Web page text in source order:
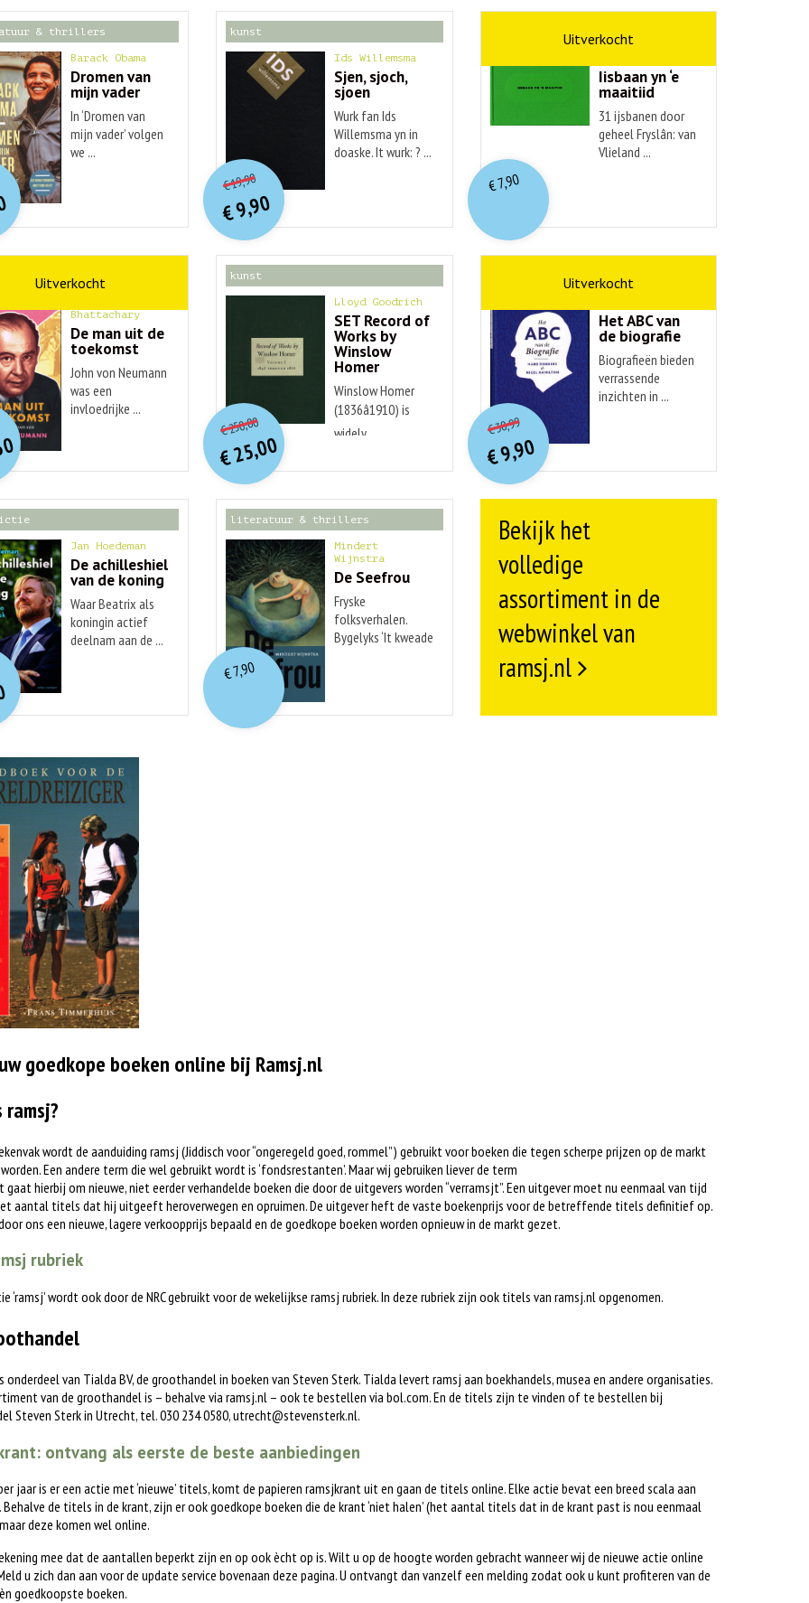
& thrillers
Barack Obama
Dromen van
mijn vader
In ‘Dromen van
mijn vader’ volgen
we ...
€ 20,00.
€ 9,90.
kunst
Ids Willemsma
Sjen, sjoch,
sjoen
Wurk fan Ids
Willemsma yn in
doaske. It wurk: ? ...
€19,90O
orspr
onkelijke
prijs
was:
€ 19,90.
€9,90
Huidige
prijs
is:
€ 9,90.
Iisbaan yn ‘e
maaitiid
31 ijsbanen door
geheel Fryslân: van
Vlieland ...
€7,90
Bhattachary
De man uit de
toekomst
John von Neumann
was een
invloedrijke ...
€ 29,99.
€ 12,50.
kunst
Lloyd Goodrich
SET Record of
Works by
Winslow
Homer
Winslow Homer
(1836â1910) is
widely ...
€250,00O
orspr
onkelijke
prijs
was:
€ 250,00.
€25,00
Huidige
prijs
is:
€ 25,00.
Het ABC van
de biografie
Biografieën bieden
verrassende
inzichten in ...
€30,99O
orspr
onkelijke
prijs
was:
€ 30,99.
€9,90
Huidige
prijs
is:
€ 9,90.
Jan Hoedeman
De achilleshiel
van de koning
Waar Beatrix als
koningin actief
deelnam aan de ...
€ 19,99.
€ 7,90.
literatuur & thrillers
Mindert
Wijnstra
De Seefrou
Fryske
folksverhalen.
Bygelyks ‘It kweade
€7,90
Bekijk het
volledige
assortiment in de
webwinkel van
ramsj.nl
goedkope boeken online bij Ramsj.nl
wordt de aanduiding ramsj (Jiddisch voor “ongeregeld goed, rommel”) gebruikt voor boeken die tegen scherpe prijzen op de markt
Een andere term die wel gebruikt wordt is ‘fondsrestanten’. Maar wij gebruiken liever de term
gaat hierbij om nieuwe, niet eerder verhandelde boeken die door de uitgevers worden “verramsjt”. Een uitgever moet nu eenmaal van tijd
aantal titels dat hij uitgeeft heroverwegen en opruimen. De uitgever heft de vaste boekenprijs voor de betreffende titels definitief op.
ons een nieuwe, lagere verkoopprijs bepaald en de goedkope boeken worden opnieuw in de markt gezet.
rubriek
‘ramsj’ wordt ook door de NRC gebruikt voor de wekelijkse ramsj rubriek. In deze rubriek zijn ook titels van ramsj.nl opgenomen.
onderdeel van Tialda BV, de groothandel in boeken van Steven Sterk. Tialda levert ramsj aan boekhandels, musea en andere organisaties.
van de groothandel is – behalve via ramsj.nl – ook te bestellen via bol.com. En de titels zijn te vinden of te bestellen bij
Steven Sterk in Utrecht, tel. 030 234 0580,utrecht@stevensterk.nl.
ontvang als eerste de beste aanbiedingen
jaar is er een actie met ‘nieuwe’ titels, komt de papieren ramsjkrant uit en gaan de titels online. Elke actie bevat een breed scala aan
Behalve de titels in de krant, zijn er ook goedkope boeken die de krant ‘niet halen’ (het aantal titels dat in de krant past is nou eenmaal
deze komen wel online.
mee dat de aantallen beperkt zijn en op ook ècht op is. Wilt u op de hoogte worden gebracht wanneer wij de nieuwe actie online
u zich dan aan voor de update service bovenaan deze pagina. U ontvangt dan vanzelf een melding zodat ook u kunt profiteren van de
goedkoopste boeken.